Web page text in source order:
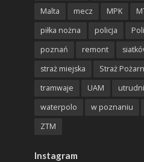
Malta
mecz MPK
piłka nożna
policja
poznań
remont
straż miejska
Straż
tramwaje
UAM
waterpolo
w poznaniu
ZTM
Instagram